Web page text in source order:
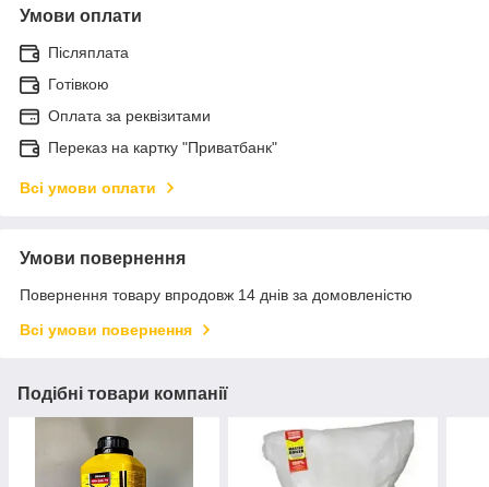
Умови оплати
Післяплата
Готівкою
Оплата за реквізитами
Переказ на картку "Приватбанк"
Всі умови оплати
Умови повернення
Повернення товару впродовж 14 днів за домовленістю
Всі умови повернення
Подібні товари компанії